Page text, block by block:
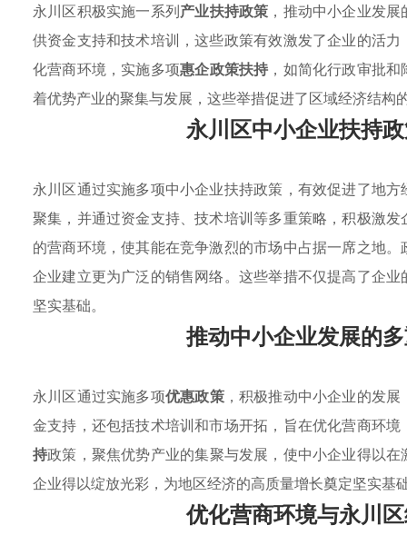
永川区积极实施一系列产业扶持政策 ，推动中小企业发
供资金支持和技术培训，这些政策有效激发了企业的活
化营商环境，实施多项惠企政策扶持 ，如简化行政审批
着优势产业的聚集与发展，这些举措促进了区域经济结
永川区中小企业扶持
永川区通过实施多项中小企业扶持政策，有效促进了地方
聚集，并通过资金支持、技术培训等多重策略，积极激
的营商环境，使其能在竞争激烈的市场中占据一席之地
企业建立更为广泛的销售网络。这些举措不仅提高了企
坚实基础。
推动中小企业发展的
永川区通过实施多项优惠政策，积极推动中小企业的发
金支持，还包括技术培训和市场开拓，旨在优化营商环
持政策，聚焦优势产业的集聚与发展，使中小企业得以
企业得以绽放光彩，为地区经济的高质量增长奠定坚实基
优化营商环境与永川